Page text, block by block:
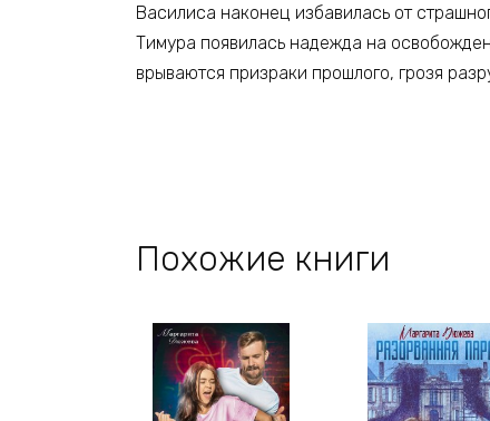
Василиса наконец избавилась от
Тимура появилась надежда на
врываются призраки прошлого, грозя
Похожие книги